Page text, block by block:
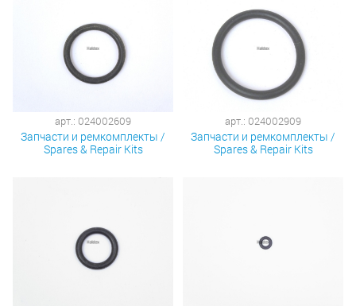
арт.: 024002609
Запчасти и ремкомплекты /
Spares & Repair Kits
арт.: 024002909
Запчасти и ремкомплекты /
Spares & Repair Kits